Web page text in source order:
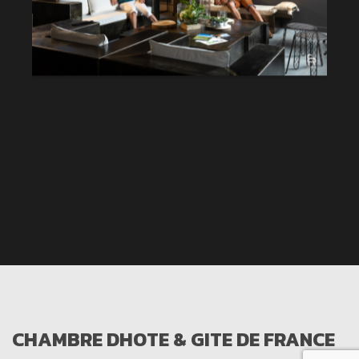
CHAMBRE DHOTE & GITE DE FRANCE